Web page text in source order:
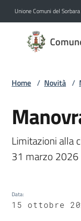
Unione Comuni del Sorbara
Comune
di
Menu selezionato
Servizi
Bastiglia
Home / Novità /
Salta al contenuto
Limitazioni alla
31 marzo 2026
Data:
15 ottobre